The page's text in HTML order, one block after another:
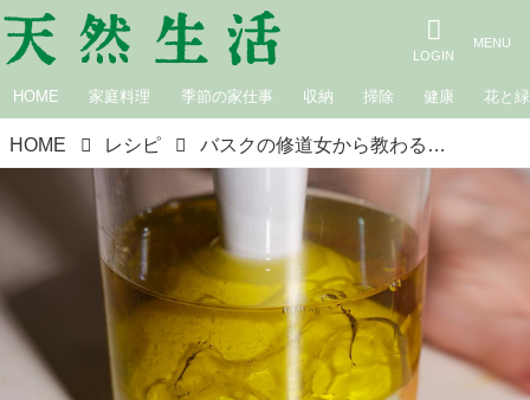
HOME 家庭料理 季節の家仕事 収納 掃除 健康 花と緑
HOME レシピ バスクの修道女から教わる「修道院のマヨネーズ」のつくり方。丸山久美さんが訪れた修道院の養鶏場